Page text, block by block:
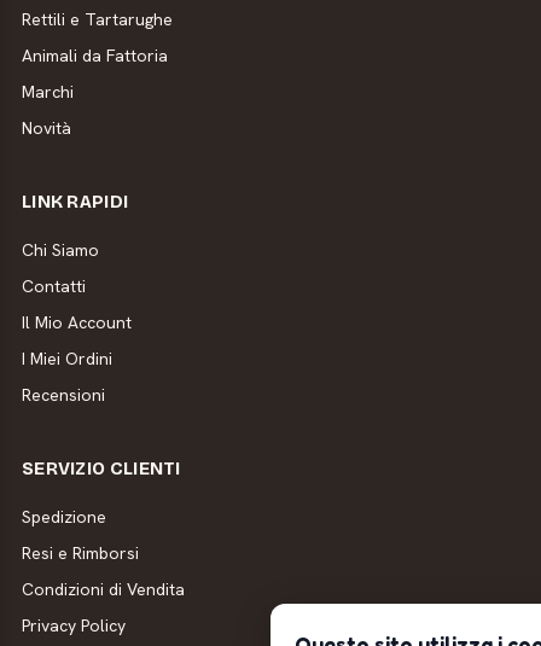
Rettili e Tartarughe
Animali da Fattoria
Marchi
Novità
LINK RAPIDI
Chi Siamo
Contatti
Il Mio Account
I Miei Ordini
Recensioni
SERVIZIO CLIENTI
Spedizione
Resi e Rimborsi
Condizioni di Vendita
Privacy Policy